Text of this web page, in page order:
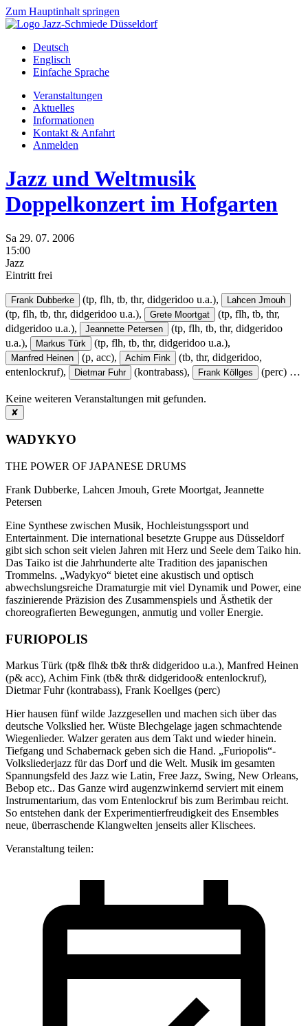
Zum Hauptinhalt springen
Deutsch
Englisch
Einfache Sprache
Veranstaltungen
Aktuelles
Informationen
Kontakt & Anfahrt
Anmelden
Jazz und Weltmusik
Doppelkonzert im Hofgarten
Sa 29. 07. 2006
15:00
Jazz
Eintritt frei
Frank Dubberke (tp, flh, tb, thr, didgeridoo u.a.), Lahcen Jmouh
(tp, flh, tb, thr, didgeridoo u.a.), Grete Moortgat
(tp, flh, tb, thr,
didgeridoo u.a.),
Jeannette Petersen
(tp, flh, tb, thr, didgeridoo
u.a.),
Markus Türk (tp, flh, tb, thr, didgeridoo u.a.),
Manfred Heinen (p, acc), Achim Fink
(tb, thr, didgeridoo,
entenlockruf),
Dietmar Fuhr (kontrabass), Frank Köllges (perc) …
Keine weiteren Veranstaltungen mit gefunden.
✘
WADYKYO
THE POWER OF JAPANESE DRUMS
Frank Dubberke, Lahcen Jmouh, Grete Moortgat, Jeannette
Petersen
Eine Synthese zwischen Musik, Hochleistungssport und
Entertainment. Die international besetzte Gruppe aus Düsseldorf
gibt sich schon seit vielen Jahren mit Herz und Seele dem Taiko hin.
Das Taiko ist die Jahrhunderte alte Tradition des japanischen
Trommelns. „Wadykyo“ bietet eine akustisch und optisch
abwechslungsreiche Dramaturgie mit viel Dynamik und Power, eine
faszinierende Präzision des Zusammenspiels und Ästhetik der
choreografierten Bewegungen, anmutig und voller Energie.
FURIOPOLIS
Markus Türk (tp& flh& tb& thr& didgeridoo u.a.), Manfred Heinen
(p& acc), Achim Fink (tb& thr& didgeridoo& entenlockruf),
Dietmar Fuhr (kontrabass), Frank Koellges (perc)
Hier hausen fünf wilde Jazzgesellen und machen sich über das
deutsche Volkslied her. Wüste Blechgelage jagen schmachtende
Wiegenlieder. Walzer geraten aus dem Takt und wieder hinein.
Tiefgang und Schabernack geben sich die Hand. „Furiopolis“-
Volksliederjazz für das Dorf und die Welt. Musik im gesamten
Spannungsfeld des Jazz wie Latin, Free Jazz, Swing, New Orleans,
Bebop etc.. Das Ganze wird augenzwinkernd serviert mit einem
Instrumentarium, das vom Entenlockruf bis zum Berimbau reicht.
So entstehen dank der Experimentierfreudigkeit des Ensembles
neue, überraschende Klangwelten jenseits aller Klischees.
Veranstaltung teilen: